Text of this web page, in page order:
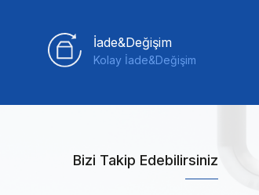
İade&Değişim
Kolay İade&Değişim
Bizi Takip Edebilirsiniz